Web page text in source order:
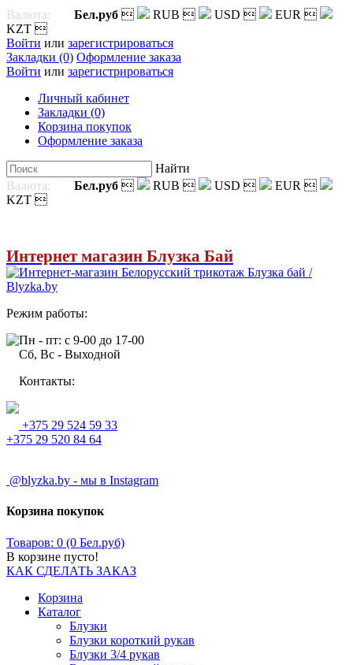
Валюта: Бел.руб  RUB  USD  EUR 
KZT 
Войти или зарегистрироваться
Закладки (0) Оформление заказа
Войти или зарегистрироваться
Личный кабинет
Закладки (0)
Корзина покупок
Оформление заказа
Найти
Валюта:
Бел.руб  RUB  USD  EUR 
KZT 
Интернет магазин Блузка Бай
Режим работы:
Пн - пт: с 9-00 до 17-00
Сб, Вс - Выходной
Контакты:
+375 29 524 59 33
+375 29 520 84 64
@blyzka.by - мы в Instagram
Корзина покупок
Товаров: 0 (0 Бел.руб)
В корзине пусто!
КАК СДЕЛАТЬ ЗАКАЗ
Корзина
Каталог
Блузки
Блузки короткий рукав
Блузки 3/4 рукав